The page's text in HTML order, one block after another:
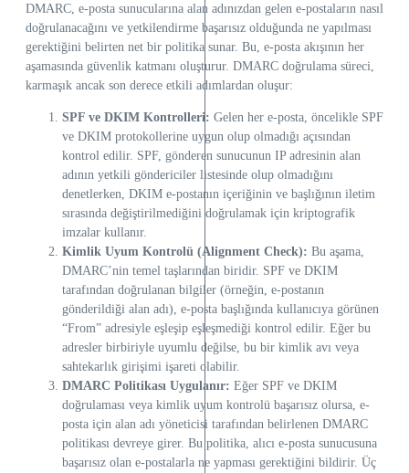
DMARC, e-posta sunucularına alan adınızdan gelen e-postaların nasıl
doğrulanacağını ve yetkilendirme başarısız olduğunda ne yapılması
gerektiğini belirten net bir politika sunar. Bu, e-posta akışının her
aşamasında güvenlik katmanı oluşturur. DMARC doğrulama süreci,
karmaşık ancak son derece etkili adımlardan oluşur:
SPF ve DKIM Kontrolleri: Gelen her e-posta, öncelikle SPF
ve DKIM protokollerine uygun olup olmadığı açısından
kontrol edilir. SPF, gönderen sunucunun IP adresinin alan
adının yetkili göndericiler listesinde olup olmadığını
denetlerken, DKIM e-postanın içeriğinin ve başlığının iletim
sırasında değiştirilmediğini doğrulamak için kriptografik
imzalar kullanır.
Kimlik Uyum Kontrolü (Alignment Check): Bu aşama,
DMARC’nin temel taşlarından biridir. SPF ve DKIM
tarafından doğrulanan bilgiler (örneğin, e-postanın
gönderildiği alan adı), e-posta başlığında kullanıcıya görünen
“From” adresiyle eşleşip eşleşmediği kontrol edilir. Eğer bu
adresler birbiriyle uyumlu değilse, bu bir kimlik avı veya
sahtekarlık girişimi işareti olabilir.
DMARC Politikası Uygulanır: Eğer SPF ve DKIM
doğrulaması veya kimlik uyum kontrolü başarısız olursa, e-
posta için alan adı yöneticisi tarafından belirlenen DMARC
politikası devreye girer. Bu politika, alıcı e-posta sunucusuna
başarısız olan e-postalarla ne yapması gerektiğini bildirir. Üç